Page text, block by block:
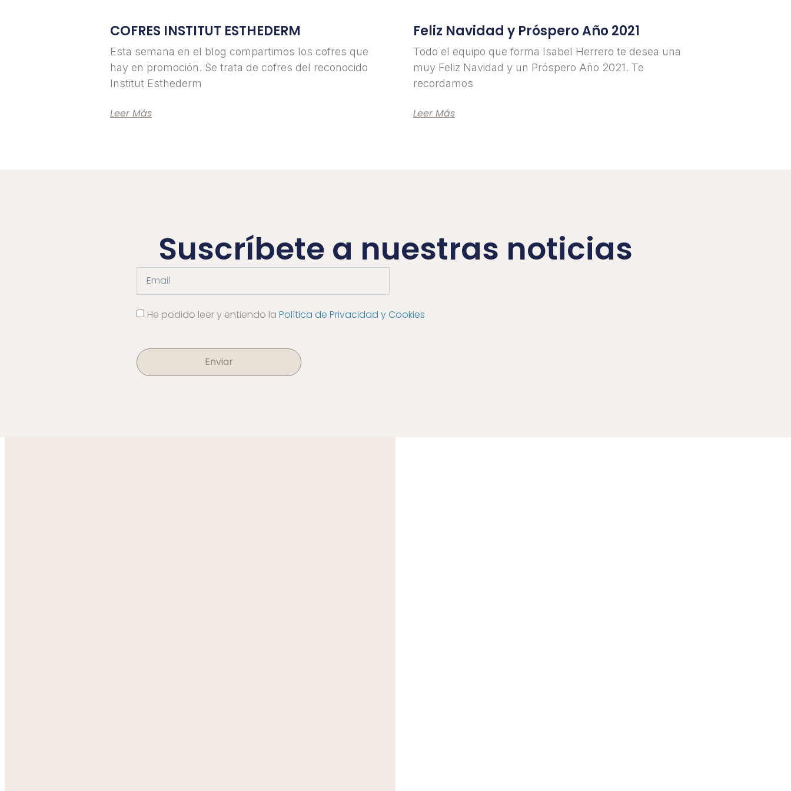
COFRES INSTITUT ESTHEDERM
Esta semana en el blog compartimos los cofres que
hay en promoción. Se trata de cofres del reconocido
Institut Esthederm
Leer Más
Feliz Navidad y Próspero Año 2021
Todo el equipo que forma Isabel Herrero te desea una
muy Feliz Navidad y un Próspero Año 2021. Te
recordamos
Leer Más
Suscríbete a nuestras noticias
He podido leer y entiendo la Política de Privacidad y Cookies
Enviar